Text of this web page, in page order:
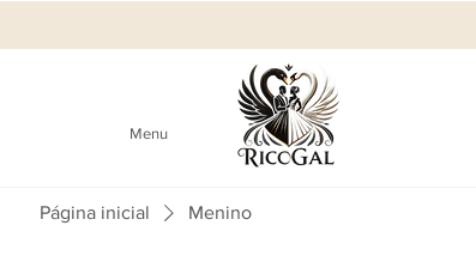
Menu
Página inicial Menino